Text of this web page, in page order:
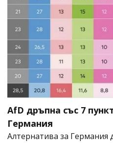
AfD дръпна със 7
Германия
Алтернатива за Германия